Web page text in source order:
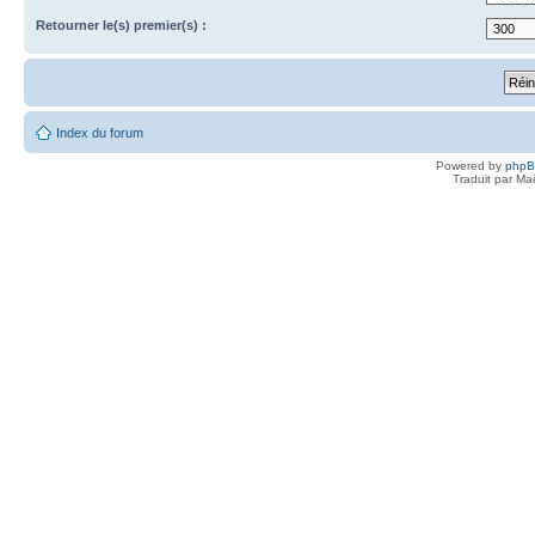
Retourner le(s) premier(s) :
Index du forum
Powered by
Traduit par